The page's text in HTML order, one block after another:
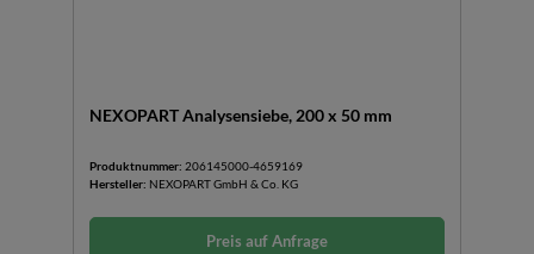
NEXOPART Analysensiebe, 200 x 50 mm
Produktnummer: 206145000-4659169
Hersteller: NEXOPART GmbH & Co. KG
Preis auf Anfrage